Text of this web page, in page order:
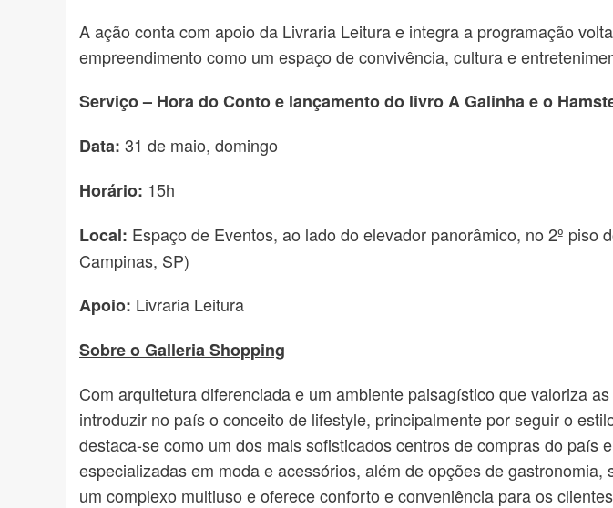
A ação conta com apoio da Livraria Leitura e integra a programação
empreendimento como um espaço de convivência, cultura e
Serviço – Hora do Conto e lançamento do livro A Galinha e o
Data: 31 de maio, domingo
Horário: 15h
Local: Espaço de Eventos, ao lado do elevador panorâmico, no 2º
Campinas, SP)
Apoio: Livraria Leitura
Sobre o Galleria Shopping
Com arquitetura diferenciada e um ambiente paisagístico que valoriza
introduzir no país o conceito de lifestyle, principalmente por seguir o
destaca-se como um dos mais sofisticados centros de compras do
especializadas em moda e acessórios, além de opções de
um complexo multiuso e oferece conforto e conveniência para os